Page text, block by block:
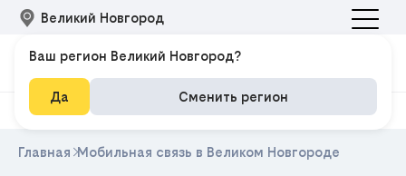
Великий Новгород
Главная Мобильная связь в Великом Новгороде
Ваш регион Великий Новгород?
Да Сменить регион